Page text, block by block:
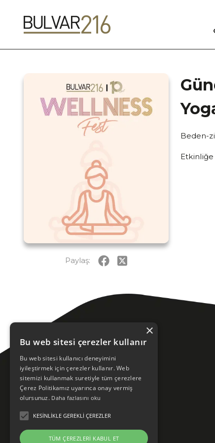
Beden-
Etkinliğe
Paylaş:
No:1, Ataşehir/İstanbul
×
Bu web sitesi çerezler kullanır
Bu web sitesi kullanıcı deneyimini
iyileştirmek için çerezler kullanır. Web
sitemizi kullanmak suretiyle tüm çerezlere
Çerez Politikamız uyarınca onay vermiş
olursunuz. Daha fazlasını oku
KESINLIKLE GEREKLI ÇEREZLER
TÜM ÇEREZLERI KABUL ET